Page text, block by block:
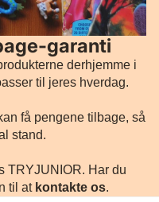
garanti
derhjemme i
til jeres hverdag.
få pengene tilbage, så
stand.
TRYJUNIOR. Har du
til at kontakte os.